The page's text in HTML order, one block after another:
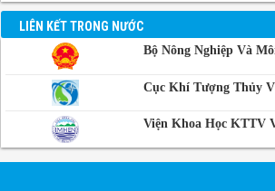
LIÊN KẾT TRONG NƯỚC
Bộ Nông Nghiệp Và
Cục Khí Tượng Thủy
Viện Khoa Học KTTV